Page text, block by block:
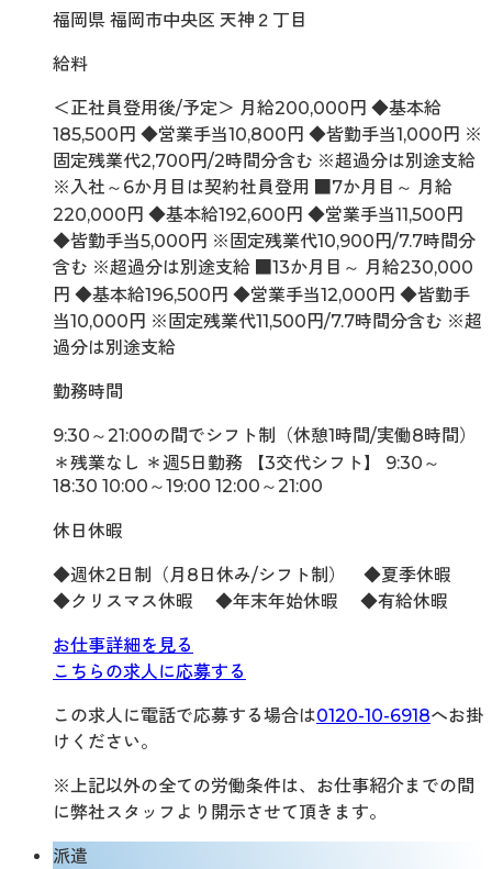
福岡県 福岡市中央区 天神２丁目
給料
＜正社員登用後/予定＞ 月給200,000円 ◆基本給
185,500円 ◆営業手当10,800円 ◆皆勤手当1,000円 ※
固定残業代2,700円/2時間分含む ※超過分は別途支給
※入社～6か月目は契約社員登用 ■7か月目～ 月給
220,000円 ◆基本給192,600円 ◆営業手当11,500円
◆皆勤手当5,000円 ※固定残業代10,900円/7.7時間分
含む ※超過分は別途支給 ■13か月目～ 月給230,000
円 ◆基本給196,500円 ◆営業手当12,000円 ◆皆勤手
当10,000円 ※固定残業代11,500円/7.7時間分含む ※超
過分は別途支給
勤務時間
9:30～21:00の間でシフト制（休憩1時間/実働8時間）
＊残業なし ＊週5日勤務 【3交代シフト】 9:30～
18:30 10:00～19:00 12:00～21:00
休日休暇
◆週休2日制（月8日休み/シフト制） ◆夏季休暇
◆クリスマス休暇 ◆年末年始休暇 ◆有給休暇
お仕事詳細を見る
こちらの求人に応募する
この求人に電話で応募する場合は0120-10-6918へお掛
けください。
※上記以外の全ての労働条件は、お仕事紹介までの間
に弊社スタッフより開示させて頂きます。
派遣